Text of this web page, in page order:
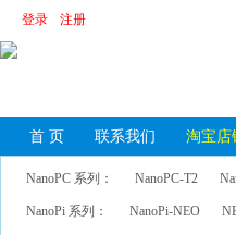
登录 注册
首 页 联系我们 淘宝店
NanoPC 系列： NanoPC-T2
NanoPi 系列： NanoPi-NEO